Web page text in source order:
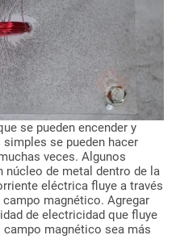
se pueden encender y
simples se pueden hacer
veces. Algunos
núcleo de metal dentro de la
eléctrica fluye a través
campo magnético. Agregar
de electricidad que fluye
campo magnético sea más